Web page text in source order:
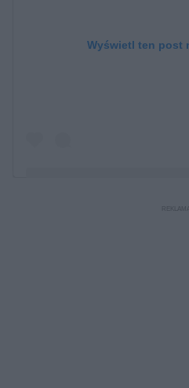
Wyświetl ten post